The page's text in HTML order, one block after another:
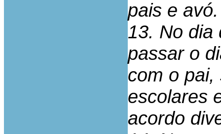
pais e avó.
13. No dia
passar o
com o
escolares
acordo